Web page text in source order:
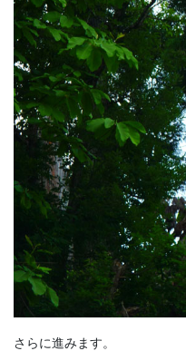
さらに進みます。